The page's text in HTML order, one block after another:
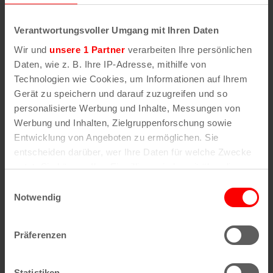
Verantwortungsvoller Umgang mit Ihren Daten
Wir und unsere 1 Partner verarbeiten Ihre persönlichen
Daten, wie z. B. Ihre IP-Adresse, mithilfe von
Technologien wie Cookies, um Informationen auf Ihrem
Gerät zu speichern und darauf zuzugreifen und so
personalisierte Werbung und Inhalte, Messungen von
Werbung und Inhalten, Zielgruppenforschung sowie
Entwicklung von Angeboten zu ermöglichen. Sie
entscheiden darüber, wer Ihre Daten für welche Zwecke
nutzt. Sie können Ihre Einwilligung jederzeit über die
Trigger Symbol ändern oder widerrufen
Informationen über Ihre geografische Lage
Notwendig
Präferenzen
40474 Düsseldorf
Standort im Stadtplan
Zur Website
Entfernung vom Kölner Dom
44 km
Fahrzeit vom Kölner Dom
45
min.
Öffnungszeiten
Geschlossen am 1.1., Rosenmontag, 1.5., 24., 25.